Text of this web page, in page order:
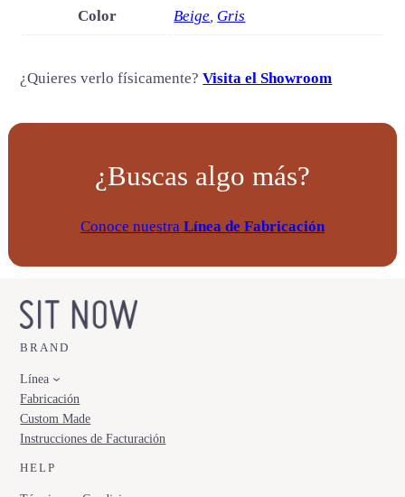
a
Color Beige, Gris
¿Quieres verlo físicamente?Visita el Showroom
¿Buscas algo más?
Conoce nuestra Línea de Fabricación
BRAND
Línea
Fabricación
Custom Made
Instrucciones de Facturación
HELP